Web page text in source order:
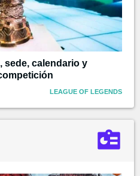
sede, calendario y
LEAGUE OF LEGENDS